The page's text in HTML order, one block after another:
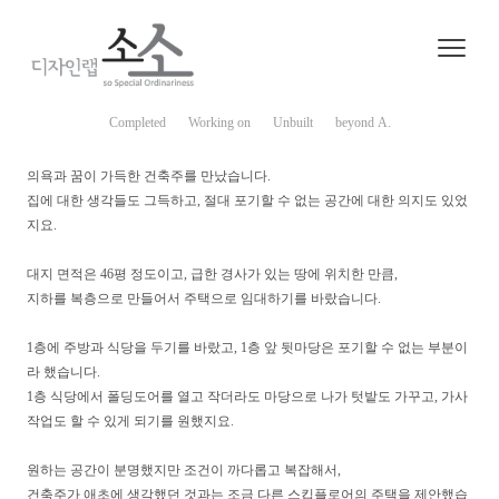
Completed Working on Unbuilt beyond A.
의욕과 꿈이 가득한 건축주를 만났습니다.
집에 대한 생각들도 그득하고, 절대 포기할 수 없는 공간에 대한 의지도 있었
지요.
대지 면적은 46평 정도이고, 급한 경사가 있는 땅에 위치한 만큼,
지하를 복층으로 만들어서 주택으로 임대하기를 바랐습니다.
1층에 주방과 식당을 두기를 바랐고, 1층 앞 뒷마당은 포기할 수 없는 부분이
라 했습니다.
1층 식당에서 폴딩도어를 열고 작더라도 마당으로 나가 텃밭도 가꾸고, 가사
작업도 할 수 있게 되기를 원했지요.
원하는 공간이 분명했지만 조건이 까다롭고 복잡해서,
건축주가 애초에 생각했던 것과는 조금 다른 스킵플로어의 주택을 제안했습